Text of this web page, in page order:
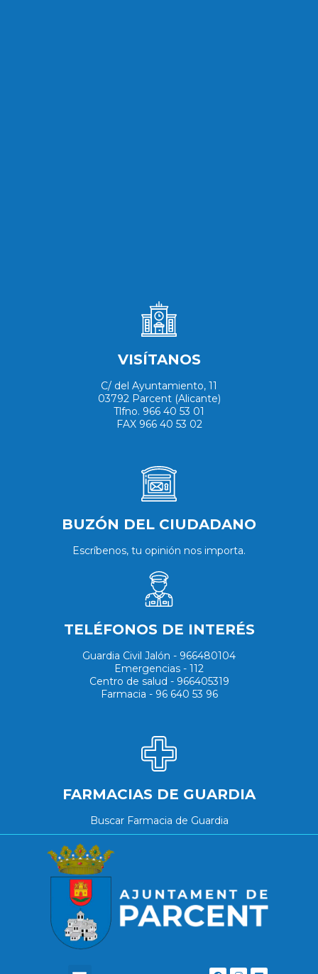
VISÍTANOS
C/ del Ayuntamiento, 11
03792 Parcent (Alicante)
Tlfno. 966 40 53 01
FAX 966 40 53 02
BUZÓN DEL CIUDADANO
Escríbenos, tu opinión nos importa.
TELÉFONOS DE INTERÉS
Guardia Civil Jalón - 966480104
Emergencias - 112
Centro de salud - 966405319
Farmacia - 96 640 53 96
FARMACIAS DE GUARDIA
Buscar Farmacia de Guardia